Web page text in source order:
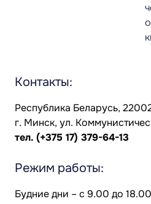
Контакты:
Республика Беларусь,
г. Минск, ул.
тел. (+375 17) 379-64-13
Режим работы:
Будние дни – с 9.00 до